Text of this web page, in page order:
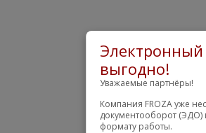
Электронный
выгодно!
Уважаемые партнёры!
Компания FROZA уже
документооборот (ЭДО)
формату работы.